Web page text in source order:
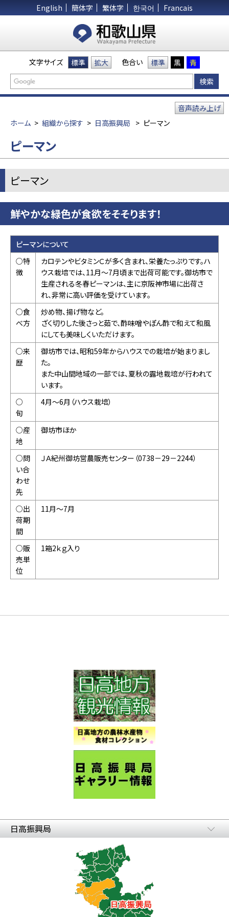
English 簡体字 繁体字 한국어 Francais
文字サイズ 標準 拡大 色合い 標準 黒 青
ホーム > 組織から探す > 日高振興局 > ピーマン
音声読み上げ
ピーマン
ピーマン
鮮やかな緑色が食欲をそそります！
ピーマンについて
○特
徴
カロテンやビタミンＣが多く含まれ、栄養たっぷりです。ハ
ウス栽培では、11月～7月頃まで出荷可能です。御坊市で
生産される冬春ピーマンは、主に京阪神市場に出荷さ
れ、非常に高い評価を受けています。
○食
べ方
炒め物、揚げ物など。
ざく切りした後さっと茹で、酢味噌やぽん酢で和えて和風
にしても美味しくいただけます。
○来
歴
御坊市では、昭和59年からハウスでの栽培が始まりまし
た。
また中山間地域の一部では、夏秋の露地栽培が行われて
います。
○
旬
4月～6月（ハウス栽培）
○産
地
御坊市ほか
○問
い合
わせ
先
ＪＡ紀州御坊営農販売センター（0738－29－2244）
○出
荷期
間
11月～7月
○販
売単
位
1箱2ｋｇ入り
日高振興局